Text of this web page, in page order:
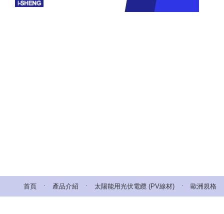
首頁 . 產品介紹 . 太陽能用光伏電纜 (PV線材) . 歐洲規格